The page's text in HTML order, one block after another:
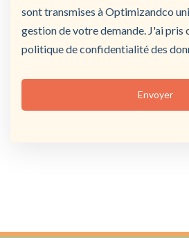
sont transmises à Optimizandco
gestion de votre demande. J'ai pris
politique de confidentialité des